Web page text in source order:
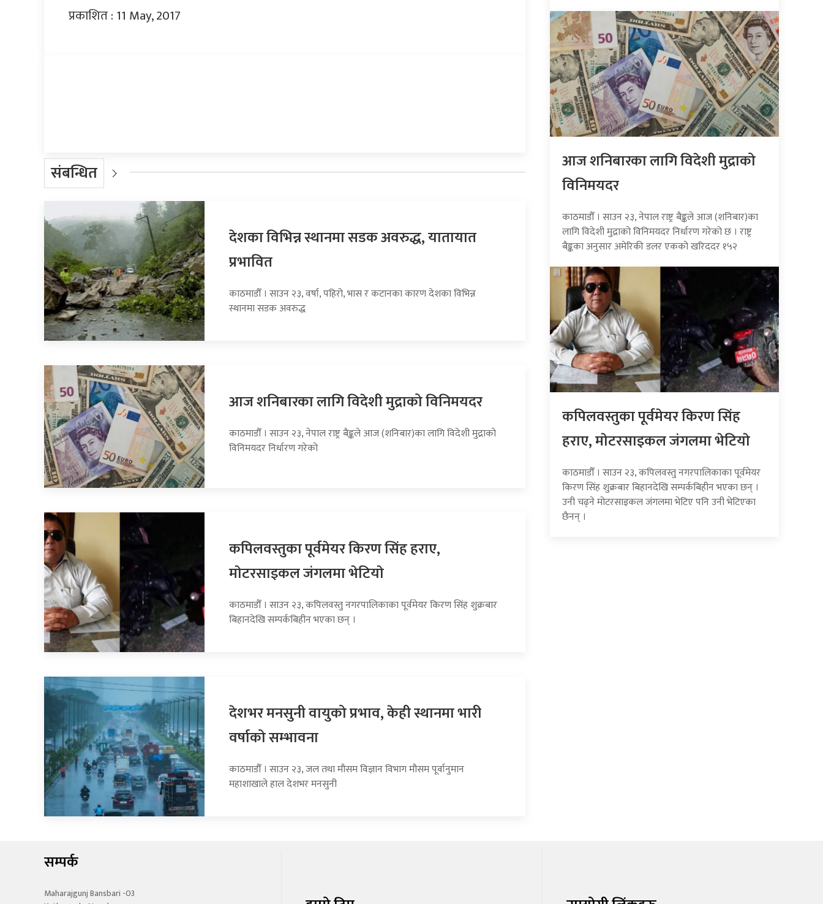
प्रकाशित : 11 May, 2017
संबन्धित
देशका विभिन्न स्थानमा सडक अवरुद्ध, यातायात
प्रभावित
काठमाडौँ । साउन २३, वर्षा, पहिरो, भास र कटानका कारण देशका विभिन्न
स्थानमा सडक अवरुद्ध
आज शनिबारका लागि विदेशी मुद्राको विनिमयदर
काठमाडौँ । साउन २३, नेपाल राष्ट्र बैङ्कले आज (शनिबार)का लागि विदेशी मुद्राको
विनिमयदर निर्धारण गरेको
कपिलवस्तुका पूर्वमेयर किरण सिंह हराए,
माेटरसाइकल जंगलमा भेटियाे
काठमाडौँ । साउन २३, कपिलवस्तु नगरपालिकाका पूर्वमेयर किरण सिंह शुक्रबार
बिहानदेखि सम्पर्कबिहीन भएका छन् ।
देशभर मनसुनी वायुको प्रभाव, केही स्थानमा भारी
वर्षाको सम्भावना
काठमाडौँ । साउन २३, जल तथा मौसम विज्ञान विभाग मौसम पूर्वानुमान
महाशाखाले हाल देशभर मनसुनी
आज शनिबारका लागि विदेशी मुद्राको
विनिमयदर
काठमाडौँ । साउन २३, नेपाल राष्ट्र बैङ्कले आज (शनिबार)का
लागि विदेशी मुद्राको विनिमयदर निर्धारण गरेको छ । राष्ट्र
बैङ्कका अनुसार अमेरिकी डलर एकको खरिददर १५२
कपिलवस्तुका पूर्वमेयर किरण सिंह
हराए, माेटरसाइकल जंगलमा भेटियाे
काठमाडौँ । साउन २३, कपिलवस्तु नगरपालिकाका पूर्वमेयर
किरण सिंह शुक्रबार बिहानदेखि सम्पर्कबिहीन भएका छन् ।
उनी चढ्ने मोटरसाइकल जंगलमा भेटिए पनि उनी भेटिएका
छैनन् ।
सम्पर्क
Maharajgunj Bansbari -03